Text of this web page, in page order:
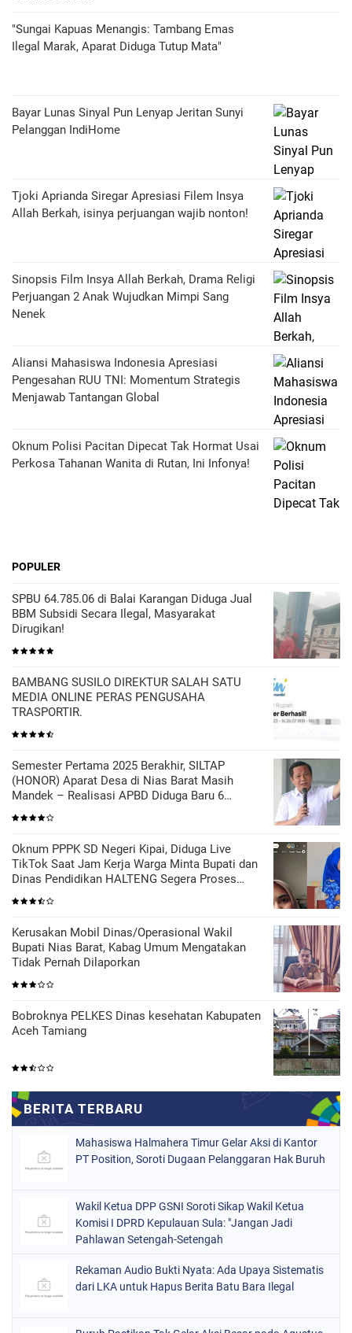
"Sungai Kapuas Menangis: Tambang Emas
Ilegal Marak, Aparat Diduga Tutup Mata"
Bayar Lunas Sinyal Pun Lenyap Jeritan Sunyi
Pelanggan IndiHome
Tjoki Aprianda Siregar Apresiasi Filem Insya
Allah Berkah, isinya perjuangan wajib nonton!
Sinopsis Film Insya Allah Berkah, Drama Religi
Perjuangan 2 Anak Wujudkan Mimpi Sang
Nenek
Aliansi Mahasiswa Indonesia Apresiasi
Pengesahan RUU TNI: Momentum Strategis
Menjawab Tantangan Global
Oknum Polisi Pacitan Dipecat Tak Hormat Usai
Perkosa Tahanan Wanita di Rutan, Ini Infonya!
POPULER
SPBU 64.785.06 di Balai Karangan Diduga Jual
BBM Subsidi Secara Ilegal, Masyarakat
Dirugikan!
BAMBANG SUSILO DIREKTUR SALAH SATU
MEDIA ONLINE PERAS PENGUSAHA
TRASPORTIR.
Semester Pertama 2025 Berakhir, SILTAP
(HONOR) Aparat Desa di Nias Barat Masih
Mandek – Realisasi APBD Diduga Baru 6
Persen
Oknum PPPK SD Negeri Kipai, Diduga Live
TikTok Saat Jam Kerja Warga Minta Bupati dan
Dinas Pendidikan HALTENG Segera Proses
Sesuai Hukum
Kerusakan Mobil Dinas/Operasional Wakil
Bupati Nias Barat, Kabag Umum Mengatakan
Tidak Pernah Dilaporkan
Bobroknya PELKES Dinas kesehatan Kabupaten
Aceh Tamiang
Mahasiswa Halmahera Timur Gelar Aksi di Kantor
PT Position, Soroti Dugaan Pelanggaran Hak Buruh
Wakil Ketua DPP GSNI Soroti Sikap Wakil Ketua
Komisi I DPRD Kepulauan Sula: "Jangan Jadi
Pahlawan Setengah-Setengah
Rekaman Audio Bukti Nyata: Ada Upaya Sistematis
dari LKA untuk Hapus Berita Batu Bara Ilegal